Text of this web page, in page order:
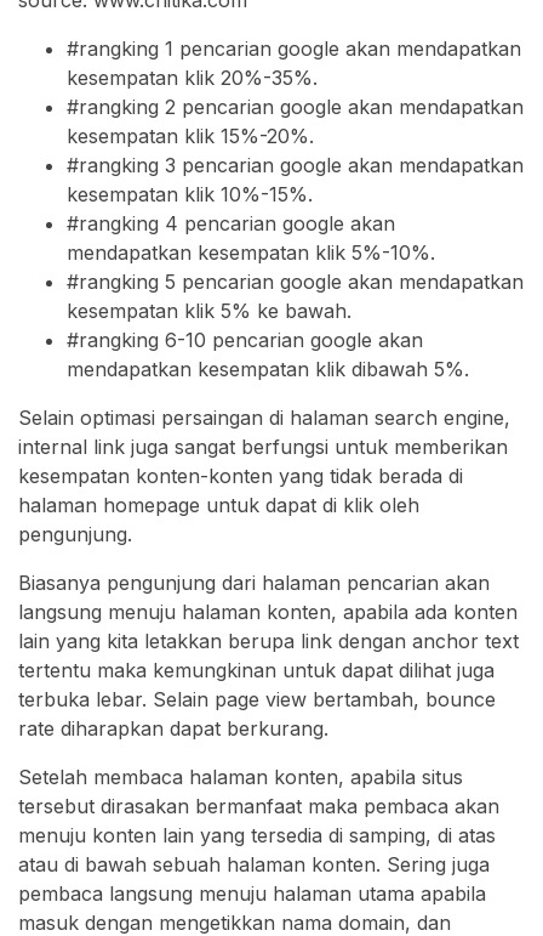
#rangking 1 pencarian google akan mendapatkan
kesempatan klik 20%-35%.
#rangking 2 pencarian google akan mendapatkan
kesempatan klik 15%-20%.
#rangking 3 pencarian google akan mendapatkan
kesempatan klik 10%-15%.
#rangking 4 pencarian google akan
mendapatkan kesempatan klik 5%-10%.
#rangking 5 pencarian google akan mendapatkan
kesempatan klik 5% ke bawah.
#rangking 6-10 pencarian google akan
mendapatkan kesempatan klik dibawah 5%.
Selain optimasi persaingan di halaman search engine,
internal link juga sangat berfungsi untuk memberikan
kesempatan konten-konten yang tidak berada di
halaman homepage untuk dapat di klik oleh
pengunjung.
Biasanya pengunjung dari halaman pencarian akan
langsung menuju halaman konten, apabila ada konten
lain yang kita letakkan berupa link dengan anchor text
tertentu maka kemungkinan untuk dapat dilihat juga
terbuka lebar. Selain page view bertambah, bounce
rate diharapkan dapat berkurang.
Setelah membaca halaman konten, apabila situs
tersebut dirasakan bermanfaat maka pembaca akan
menuju konten lain yang tersedia di samping, di atas
atau di bawah sebuah halaman konten. Sering juga
pembaca langsung menuju halaman utama apabila
masuk dengan mengetikkan nama domain, dan